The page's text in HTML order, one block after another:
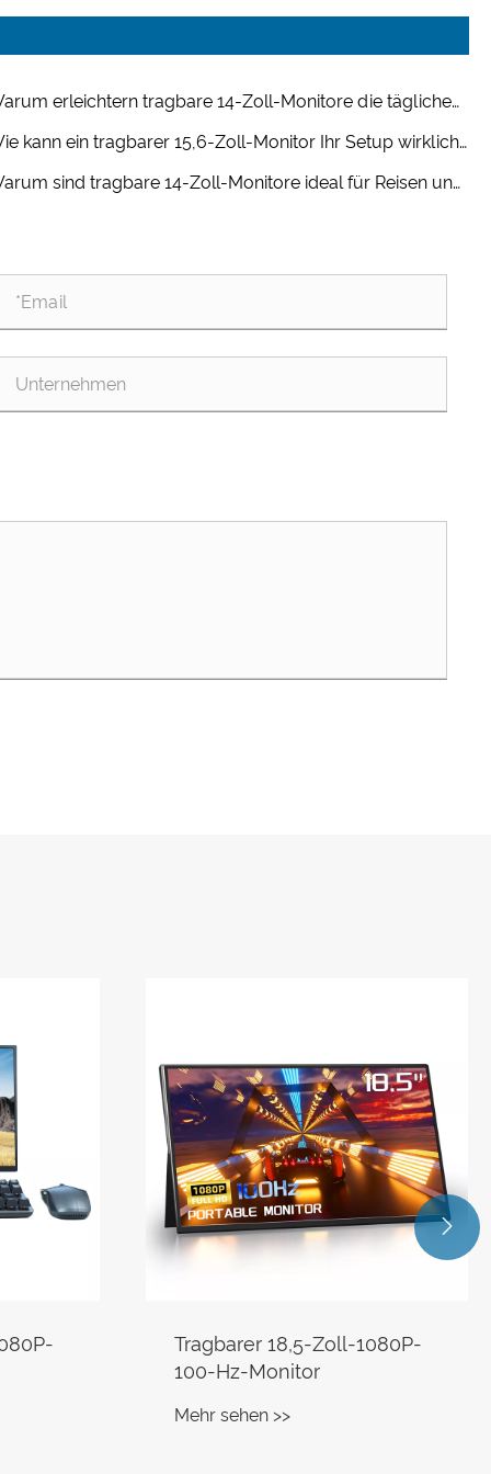
erleichtern tragbare 14-Zoll-Monitore die tägliche
so viel?
kann ein tragbarer 15,6-Zoll-Monitor Ihr Setup wirklich
machen?
sind tragbare 14-Zoll-Monitore ideal für Reisen und
Tragbarer 18,5-Zoll-1080P-
100-Hz-Monitor
Mehr sehen >>
